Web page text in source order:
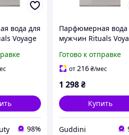
вода для
Voyage
(24741Es)
98%
Парфюмерная вода
мужчин Rituals
PARFUM 15 мл
(24741Qu)
Готово к отправке
от 216 ₴/мес
1 298 ₴
Купить
Guddini